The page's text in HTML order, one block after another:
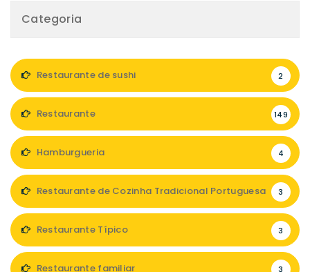
Categoria
Restaurante de sushi 2
Restaurante 149
Hamburgueria 4
Restaurante de Cozinha Tradicional Portuguesa 3
Restaurante Típico 3
Restaurante familiar 3